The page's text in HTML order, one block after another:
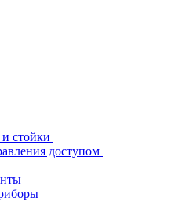
стойки
доступом